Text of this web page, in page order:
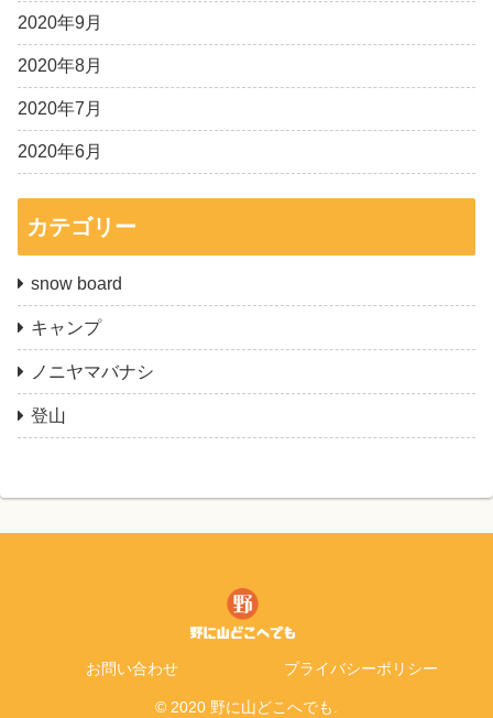
2020年9月
2020年8月
2020年7月
2020年6月
カテゴリー
snow board
キャンプ
ノニヤマバナシ
登山
お問い合わせ プライバシーポリシー
© 2020 野に山どこへでも.